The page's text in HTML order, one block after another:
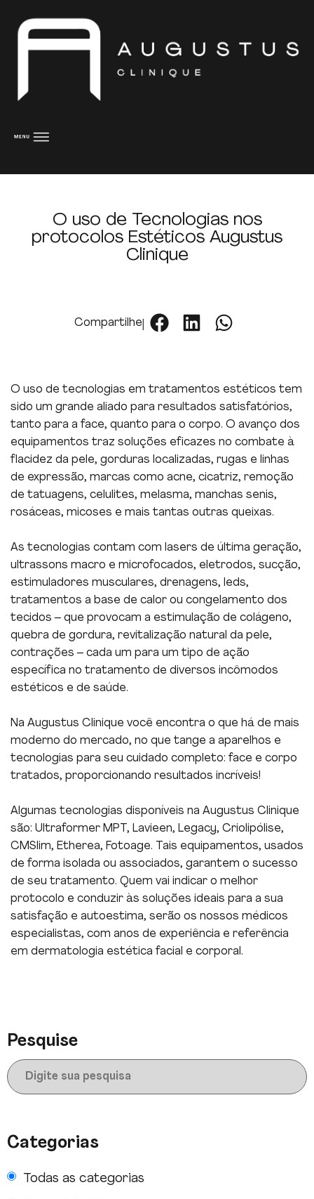
O uso de Tecnologias nos
protocolos Estéticos Augustus
Clinique
Compartilhe
O uso de tecnologias em tratamentos estéticos tem
sido um grande aliado para resultados satisfatórios,
tanto para a face, quanto para o corpo. O avanço dos
equipamentos traz soluções eficazes no combate à
flacidez da pele, gorduras localizadas, rugas e linhas
de expressão, marcas como acne, cicatriz, remoção
de tatuagens, celulites, melasma, manchas senis,
rosáceas, micoses e mais tantas outras queixas.
As tecnologias contam com lasers de última geração,
ultrassons macro e microfocados, eletrodos, sucção,
estimuladores musculares, drenagens, leds,
tratamentos a base de calor ou congelamento dos
tecidos – que provocam a estimulação de colágeno,
quebra de gordura, revitalização natural da pele,
contrações – cada um para um tipo de ação
específica no tratamento de diversos incômodos
estéticos e de saúde.
Na Augustus Clinique você encontra o que há de mais
moderno do mercado, no que tange a aparelhos e
tecnologias para seu cuidado completo: face e corpo
tratados, proporcionando resultados incríveis!
Algumas tecnologias disponíveis na Augustus Clinique
são: Ultraformer MPT, Lavieen, Legacy, Criolipólise,
CMSlim, Etherea, Fotoage. Tais equipamentos, usados
de forma isolada ou associados, garantem o sucesso
de seu tratamento. Quem vai indicar o melhor
protocolo e conduzir às soluções ideais para a sua
satisfação e autoestima, serão os nossos médicos
especialistas, com anos de experiência e referência
em dermatologia estética facial e corporal.
Pesquise
Categorias
Todas as categorias